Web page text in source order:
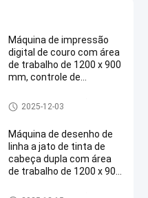
Máquina de impressão
digital de couro com área
de trabalho de 1200 x 900
mm, controle de
fluorescente para
marcação de sapatos
Máquina de marcação de sap
atos
2025-12-03
Máquina de desenho de
linha a jato de tinta de
cabeça dupla com área
de trabalho de 1200 x 900